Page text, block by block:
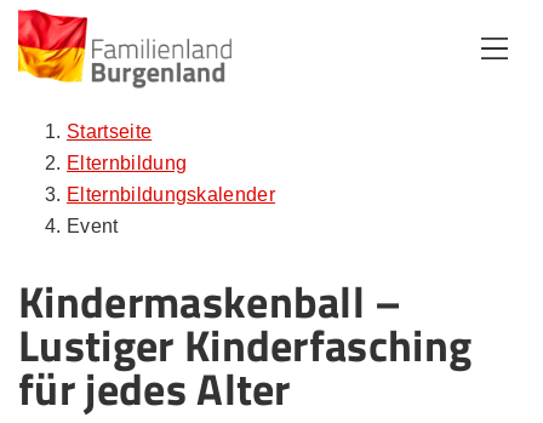
Startseite
Elternbildung
Elternbildungskalender
Event
Kindermaskenball –
Lustiger Kinderfasching
für jedes Alter